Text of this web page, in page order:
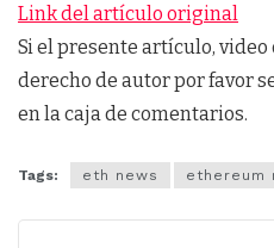
Link del artículo original
Si el presente artículo,
derecho de autor por favor
en la caja de comentarios.
Tags: eth news ethereum